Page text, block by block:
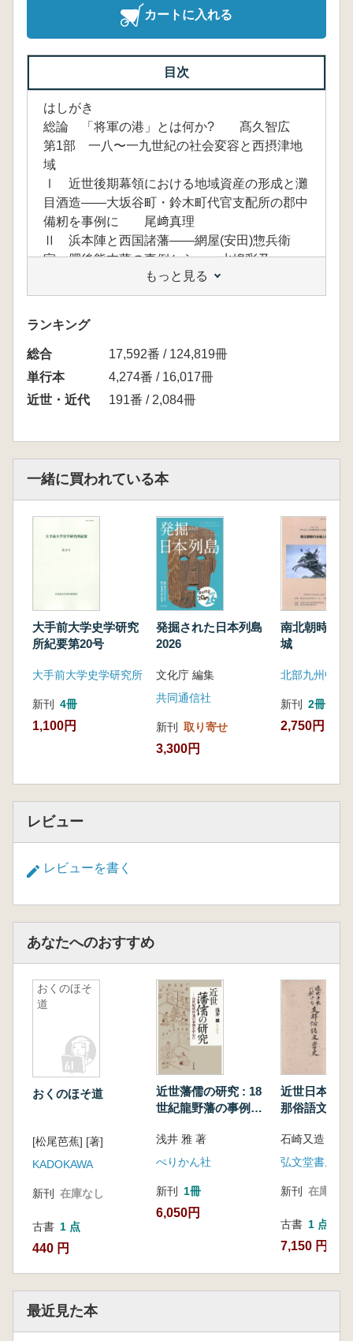
カートに入れる
目次
はしがき
総論 「将軍の港」とは何か? 髙久智広
第1部 一八〜一九世紀の社会変容と西摂津地
域
Ⅰ 近世後期幕領における地域資産の形成と灘
目酒造――大坂谷町・鈴木町代官支配所の郡中
備籾を事例に 尾﨑真理
Ⅱ 浜本陣と西国諸藩――網屋(安田)惣兵衛
家・肥後熊本藩の事例から 水嶋彩乃
Ⅲ 慶応二年の打ちこわしと兵庫の政治・軍事
拠点化 澤井廣次
第2部 幕府の海防・開港政策の展開と兵庫・
神戸
Ⅰ 幕末期兵庫津の海防と明石藩 加納亜由
子
Ⅱ 嘉永・安政期の大坂城代土屋寅直の海防政
策 菅 良樹
Ⅳ 幕府の艦船運用と江戸・兵庫――順動丸に
Ⅴ 神戸開港前夜の炭鉱開発――生野銀山石川
伊兵衛の挑戦 添田 仁
Ⅵ 兵庫開港の経緯――日米修好通商条約締結
の交渉の場からみる 小野田一幸
Ⅶ 幕府官僚柴田剛中の視点からみた兵庫開港
の実像 髙久智広
第3部 神戸開港をめぐって
変革期の商業・外交・行政の諸相 有賀陽平
Ⅱ 慶応三年江戸の社会情勢と外国人 𠮷﨑
雅規
Ⅲ 幕末維新期における西摂沿海地域秩序の解
体――漁業を中心に 河野未央
あとがき
もっと見る
ランキング
総合
17,592番 / 124,819冊
単行本
4,274番 / 16,017冊
近世・近代
191番 / 2,084冊
一緒に買われている本
大手前大学史学研究
所紀要第20号
大手前大学史学研究所
新刊 4冊
1,100円
発掘された日本列島
2026
文化庁 編集
共同通信社
新刊 取り寄せ
3,300円
南北朝時期
城
新刊 2冊
2,750円
レビュー
レビューを書く
あなたへのおすすめ
おくのほそ
道
おくのほそ道
[松尾芭蕉] [著]
KADOKAWA
新刊 在庫なし
古書 1 点
440 円
近世藩儒の研究 : 18
世紀龍野藩の事例を
浅井 雅 著
ぺりかん社
新刊 1冊
6,050円
近世日本に
那俗語文学史
石崎又造 著
弘文堂書房
新刊 在庫なし
古書 1 点
7,150 円
最近見た本